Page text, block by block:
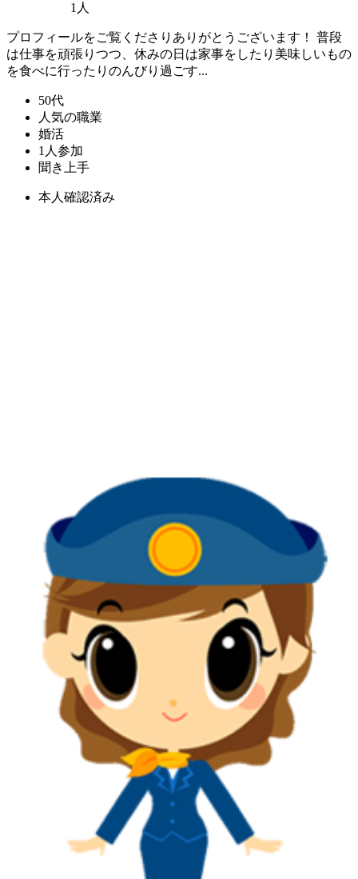
1人
プロフィールをご覧くださりありがとうございます！ 普段
は仕事を頑張りつつ、休みの日は家事をしたり美味しいもの
を食べに行ったりのんびり過ごす...
50代
人気の職業
婚活
1人参加
聞き上手
本人確認済み